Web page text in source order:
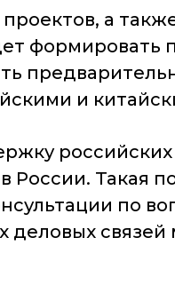
а
формировать
и
Такая
по